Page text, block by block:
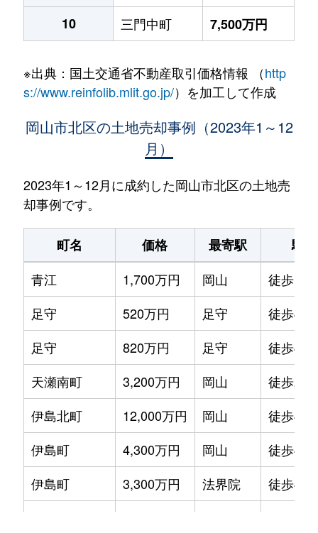
10
三門中町 7,500万円
※出典：国土交通省不動産取引価格情報 （http
s://www.reinfolib.mlit.go.jp/）を加工して作成
岡山市北区の土地売却事例（2023年1～12
月）
2023年1～12月に成約した岡山市北区の土地売
却事例です。
町名 価格 最寄駅
駅
青江
1,700万円 岡山
徒歩1時
足守
520万円 足守
徒歩45
足守
820万円 足守
徒歩45
天瀬南町
3,200万円 岡山
徒歩28
伊島北町
12,000万円 岡山
徒歩45
伊島町
4,300万円 岡山
徒歩45
伊島町
3,300万円 法界院
徒歩45